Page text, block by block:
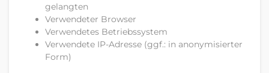
gelangten
Verwendeter Browser
Verwendetes Betriebssystem
Verwendete IP-Adresse (ggf.: in anonymisierter
Form)